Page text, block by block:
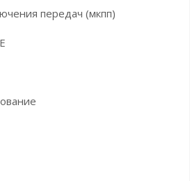
передач (мкпп)